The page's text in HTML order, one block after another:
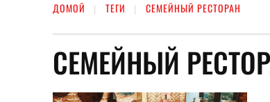
ДОМОЙ ТЕГИ СЕМЕЙНЫЙ РЕСТОРАН
СЕМЕЙНЫЙ